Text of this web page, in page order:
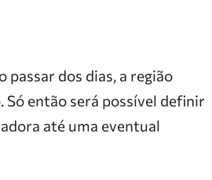
dos dias, a região
então será possível definir
até uma eventual